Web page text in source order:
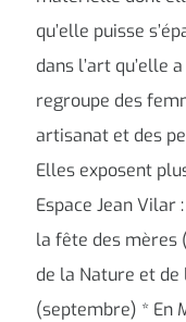
qu’elle puisse
dans l’art qu’elle
regroupe des
artisanat et des
Elles exposent
Espace Jean Vilar
la fête des mères
de la Nature et de
(septembre) * En